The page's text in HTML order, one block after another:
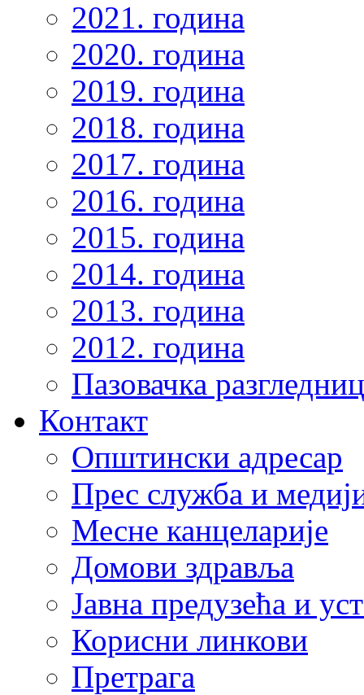
2021. година
2020. година
2019. година
2018. година
2017. година
2016. година
2015. година
2014. година
2013. година
2012. година
Пазовачка
Контакт
Општински адресар
Прес служба и
Месне канцеларије
Домови здравља
Јавна предузећа и
Корисни линкови
Претрага